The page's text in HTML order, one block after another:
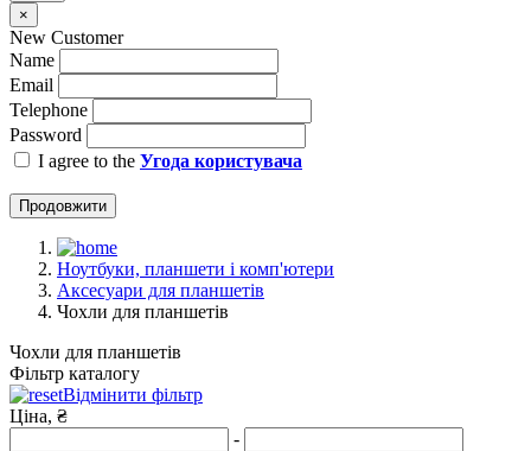
×
New Customer
Name
Email
Telephone
Password
I agree to the Угода користувача
Продовжити
Ноутбуки, планшети і комп'ютери
Аксесуари для планшетів
Чохли для планшетів
Чохли для планшетів
Фільтр каталогу
Відмінити фільтр
Ціна, ₴
-